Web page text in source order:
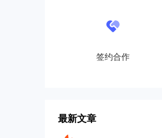
签约合作
最新文章